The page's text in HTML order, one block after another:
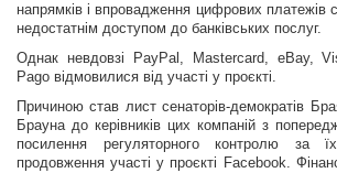
напрямків і впровадження цифрових платежів
недостатнім доступом до банківських послуг.
Однак невдовзі PayPal, Mastercard, eBay,
Pago відмовилися від участі у проєкті.
Причиною став лист сенаторів-демократів
Брауна до керівників цих компаній з
посилення регуляторного контролю за
продовження участі у проєкті Facebook.